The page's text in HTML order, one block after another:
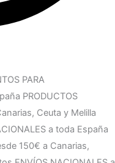
PROFESIONALES
de primeras
PARA
ORIGINALES
DESCUENTOS PARA